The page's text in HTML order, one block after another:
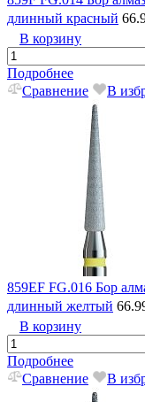
длинный красный
В корзину
Подробнее
Сравнение
В
859EF FG.016 Бор
длинный желтый
В корзину
Подробнее
Сравнение
В